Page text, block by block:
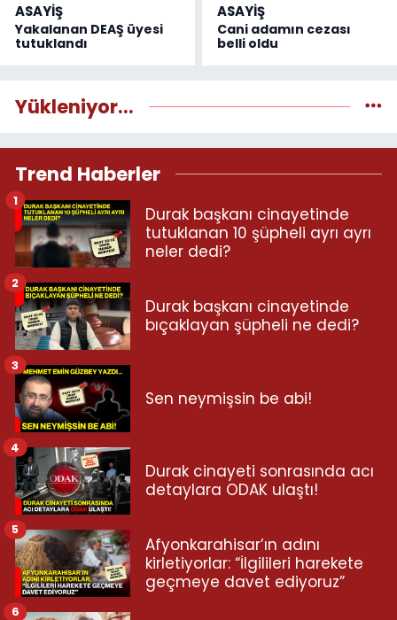
ASAYİŞ
Yakalanan DEAŞ üyesi
tutuklandı
ASAYİŞ
Cani adamın cezası
belli oldu
Yükleniyor...
Trend Haberler
Durak başkanı cinayetinde
tutuklanan 10 şüpheli ayrı ayrı
neler dedi?
1
Durak başkanı cinayetinde
bıçaklayan şüpheli ne dedi?
2
Sen neymişsin be abi!
3
Durak cinayeti sonrasında acı
detaylara ODAK ulaştı!
4
Afyonkarahisar’ın adını
kirletiyorlar: “İlgilileri harekete
geçmeye davet ediyoruz”
5
6